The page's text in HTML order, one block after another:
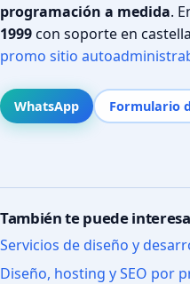
programación a medida.
1999con soporte en
promo sitio
WhatsApp Formulario
También te puede
Servicios de diseño y
Diseño, hosting y SEO por